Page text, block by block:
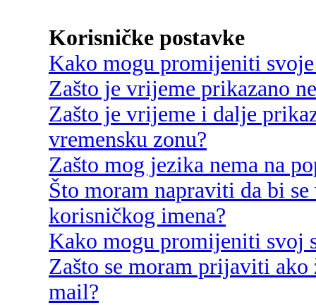
Korisničke postavke
Kako mogu promijeniti svoje
Zašto je vrijeme prikazano
Zašto je vrijeme i dalje
vremensku zonu?
Zašto mog jezika nema na
Što moram napraviti da bi
korisničkog imena?
Kako mogu promijeniti svoj
Zašto se moram prijaviti
mail?